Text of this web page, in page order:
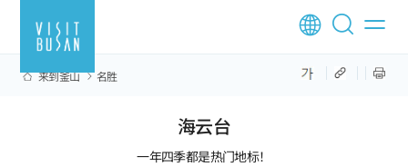
来到釜山 名胜
海云台
一年四季都是热门地标！